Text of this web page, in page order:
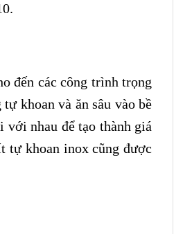
đến các công trình trọng
khoan và ăn sâu vào bề
nhau để tạo thành giá
tự khoan inox cũng được